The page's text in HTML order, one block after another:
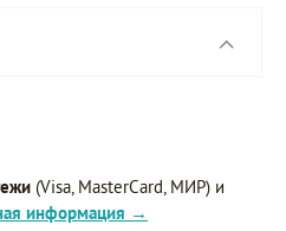
(Visa, MasterCard, МИР) и
информация →